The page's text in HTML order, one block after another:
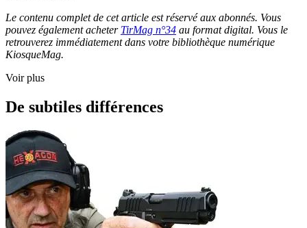
Le contenu complet de cet article est réservé aux abonnés. Vous
pouvez également acheter TirMag n°34 au format digital. Vous le
retrouverez immédiatement dans votre bibliothèque numérique
KiosqueMag.
Voir plus
De subtiles différences